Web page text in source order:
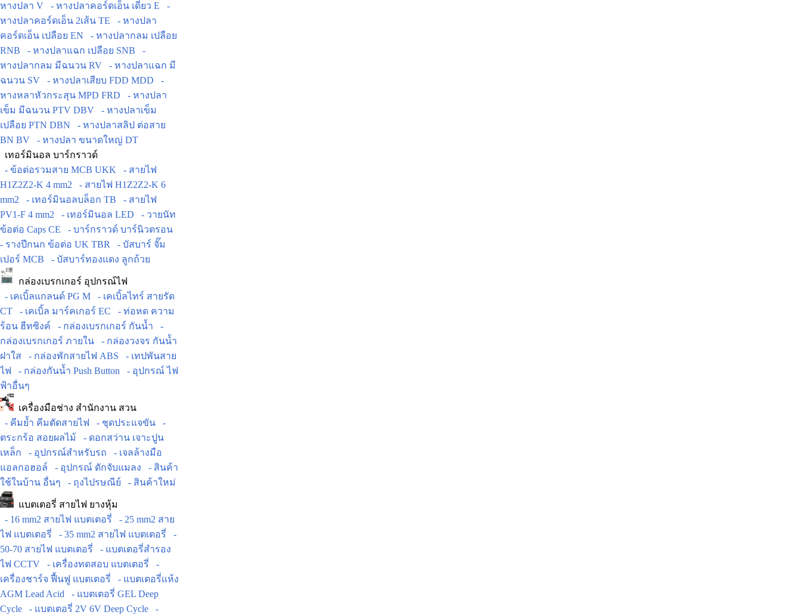
หางปลา V
- หางปลาคอร์ดเอ็น เดี่ยว E
-
หางปลาคอร์ดเอ็น 2เส้น TE
- หางปลา
คอร์ดเอ็น เปลือย EN
- หางปลากลม เปลือย
RNB
- หางปลาแฉก เปลือย SNB
-
หางปลากลม มีฉนวน RV
- หางปลาแฉก มี
ฉนวน SV
- หางปลาเสียบ FDD MDD
-
หางหลาหัวกระสุน MPD FRD
- หางปลา
เข็ม มีฉนวน PTV DBV
- หางปลาเข็ม
เปลือย PTN DBN
- หางปลาสลิป ต่อสาย
BN BV
- หางปลา ขนาดใหญ่ DT
เทอร์มินอล บาร์กราวด์
- ข้อต่อรวมสาย MCB UKK
- สายไฟ
H1Z2Z2-K 4 mm2
- สายไฟ H1Z2Z2-K 6
mm2
- เทอร์มินอลบล็อก TB
- สายไฟ
PV1-F 4 mm2
- เทอร์มินอล LED
- วายนัท
ข้อต่อ Caps CE
- บาร์กราวด์ บาร์นิวตรอน
- รางปีกนก ข้อต่อ UK TBR
- บัสบาร์ จั๊ม
เปอร์ MCB
- บัสบาร์ทองแดง ลูกถ้วย
กล่องเบรกเกอร์ อุปกรณ์ไฟ
- เคเบิ้ลแกลนด์ PG M
- เคเบิ้ลไทร์ สายรัด
CT
- เคเบิ้ล มาร์คเกอร์ EC
- ท่อหด ความ
ร้อน ฮีทซิงค์
- กล่องเบรกเกอร์ กันน้ำ
-
กล่องเบรกเกอร์ ภายใน
- กล่องวงจร กันน้ำ
ฝาใส
- กล่องพักสายไฟ ABS
- เทปพันสาย
ไฟ
- กล่องกันน้ำ Push Button
- อุปกรณ์ ไฟ
ฟ้าอื่นๆ
เครื่องมือช่าง สำนักงาน สวน
- คีมย้ำ คีมตัดสายไฟ
- ชุดประแจขัน
-
ตระกร้อ สอยผลไม้
- ดอกสว่าน เจาะปูน
เหล็ก
- อุปกรณ์สำหรับรถ
- เจลล้างมือ
แอลกอฮอล์
- อุปกรณ์ ดักจับแมลง
- สินค้า
ใช้ในบ้าน อื่นๆ
- ถุงไปรษณีย์ - สินค้าใหม่
แบตเตอรี่ สายไฟ ยางหุ้ม
- 16 mm2 สายไฟ แบตเตอรี่
- 25 mm2 สาย
ไฟ แบตเตอรี่
- 35 mm2 สายไฟ แบตเตอรี่
-
50-70 สายไฟ แบตเตอรี่
- แบตเตอรี่สำรอง
ไฟ CCTV
- เครื่องทดสอบ แบตเตอรี่
-
เครื่องชาร์จ ฟื้นฟู แบตเตอรี่
- แบตเตอรี่แห้ง
AGM Lead Acid
- แบตเตอรี่ GEL Deep
Cycle
- แบตเตอรี่ 2V 6V Deep Cycle
-